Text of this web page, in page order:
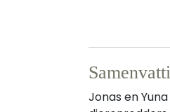
Jonas en